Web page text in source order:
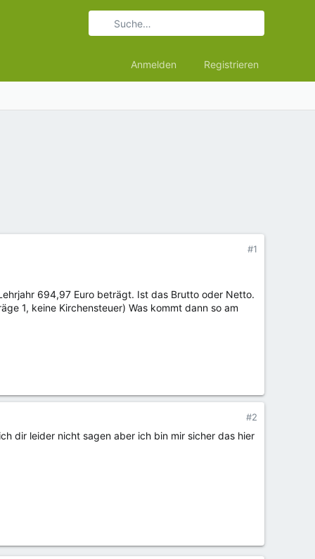
Anmelden Registrieren
#1
694,97 Euro beträgt. Ist das Brutto oder Netto.
1, keine Kirchensteuer) Was kommt dann so am
#2
dir leider nicht sagen aber ich bin mir sicher das hier